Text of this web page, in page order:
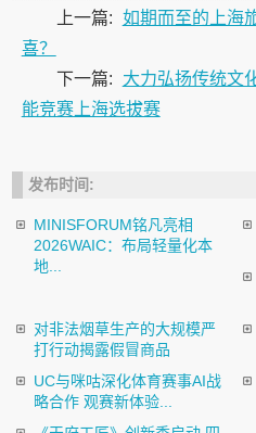
上一篇: 如期而至的上海
喜？
下一篇:
大力弘扬传统文
能竞赛上海选拔赛
发布时间:
MINISFORUM铭凡亮相
2026WAIC：布局轻量化本
地...
对非法烟草生产的大规模严
打行动揭露假冒商品
UC与咪咕深化体育赛事AI战
略合作 观赛新体验...